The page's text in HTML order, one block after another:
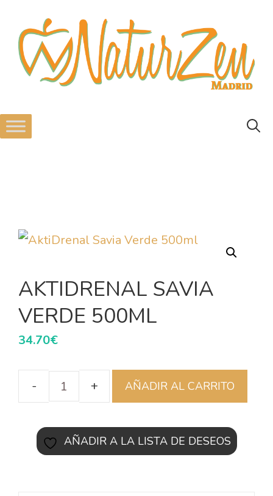
AKTIDRENAL SAVIA
VERDE 500ML
34.70€
AÑADIR AL CARRITO
AÑADIR A LA LISTA DE DESEOS